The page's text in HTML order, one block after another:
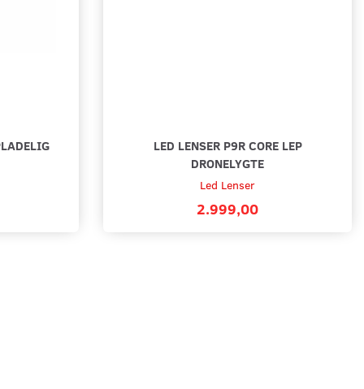
LED LENSER P9R CORE LEP
DRONELYGTE
Led Lenser
2.999,00